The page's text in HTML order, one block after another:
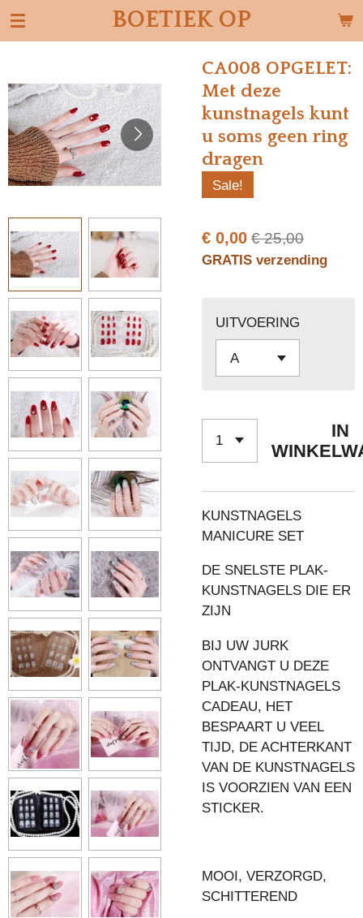
Ga
direct
hoofdinhoud
BOETIEK OP
CA008 OPGELET:
Met deze
kunstnagels kunt
u soms geen ring
dragen
Sale!
€ 0,00 € 25,00
GRATIS verzending
UITVOERING
IN
KUNSTNAGELS
MANICURE SET
DE SNELSTE PLAK-
KUNSTNAGELS DIE ER
ZIJN
BIJ UW JURK
ONTVANGT U DEZE
PLAK-KUNSTNAGELS
CADEAU, HET
BESPAART U VEEL
TIJD, DE ACHTERKANT
VAN DE KUNSTNAGELS
IS VOORZIEN VAN EEN
STICKER.
MOOI, VERZORGD,
SCHITTEREND